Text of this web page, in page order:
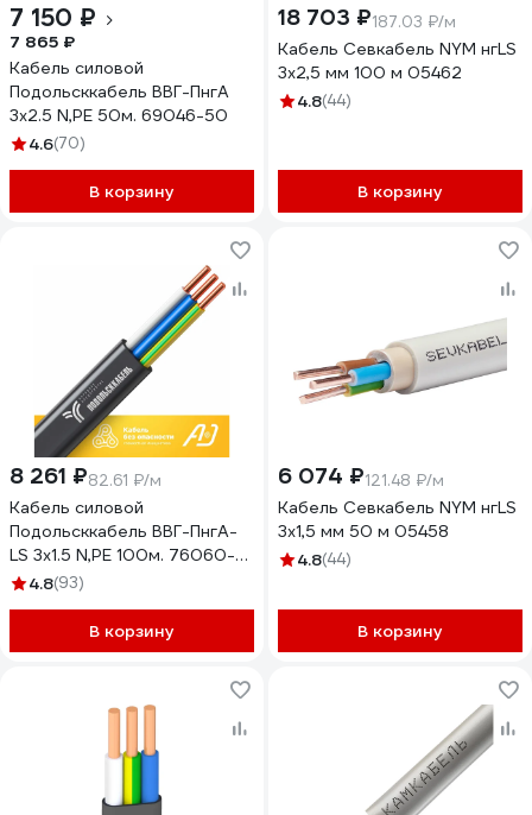
7 150 ₽
7 865 ₽
Кабель силовой
Подольсккабель ВВГ-ПнгА
3х2.5 N,PE 50м. 69046-50
4.6(70)
В корзину
18 703 ₽187.03 ₽/м
Кабель Севкабель NYM нгLS
3х2,5 мм 100 м 05462
4.8(44)
В корзину
8 261 ₽82.61 ₽/м
Кабель силовой
Подольсккабель ВВГ-ПнгА-
LS 3х1.5 N,PE 100м. 76060-
1004.8(93)
В корзину
6 074 ₽121.48 ₽/м
Кабель Севкабель NYM нгLS
3х1,5 мм 50 м 05458
4.8(44)
В корзину